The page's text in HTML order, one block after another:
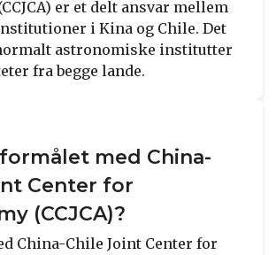
er et delt ansvar mellem
i Kina og Chile. Det
astronomiske institutter
fra begge lande.
med China-
Center for
(CCJCA)?
China-Chile Joint Center for